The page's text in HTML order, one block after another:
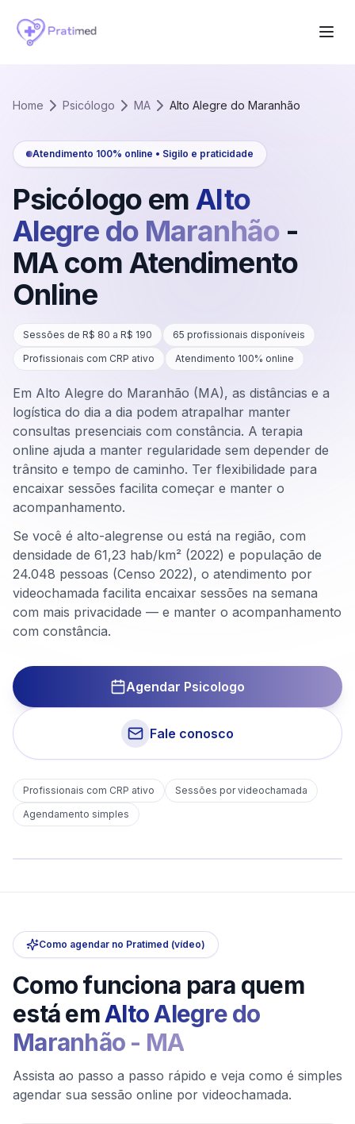
Home Psicólogo MA Alto Alegre do Maranhão
Atendimento 100% online • Sigilo e praticidade
Psicólogo em Alto
Alegre do Maranhão -
MAcom Atendimento
Online
Sessões de R$ 80 a R$ 190 65 profissionais disponíveis
Profissionais com CRP ativo
Atendimento 100% online
Em Alto Alegre do Maranhão (MA), as distâncias e a
logística do dia a dia podem atrapalhar manter
consultas presenciais com constância. A terapia
online ajuda a manter regularidade sem depender de
trânsito e tempo de caminho. Ter flexibilidade para
encaixar sessões facilita começar e manter o
acompanhamento.
Se você é alto-alegrense ou está na região, com
densidade de 61,23 hab/km² (2022) e população de
24.048 pessoas (Censo 2022), o atendimento por
videochamada facilita encaixar sessões na semana
com mais privacidade — e manter o acompanhamento
com constância.
Agendar Psicologo
Fale conosco
Profissionais com CRP ativo
Sessões por videochamada
Agendamento simples
Como agendar no Pratimed (vídeo)
Como funciona para quem
está emAlto Alegre do
Maranhão - MA
Assista ao passo a passo rápido e veja como é simples
agendar sua sessão online por videochamada.